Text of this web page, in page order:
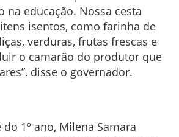
na educação. Nossa cesta
isentos, como farinha de
verduras, frutas frescas e
o camarão do produtor que
disse o governador.
1º ano, Milena Samara